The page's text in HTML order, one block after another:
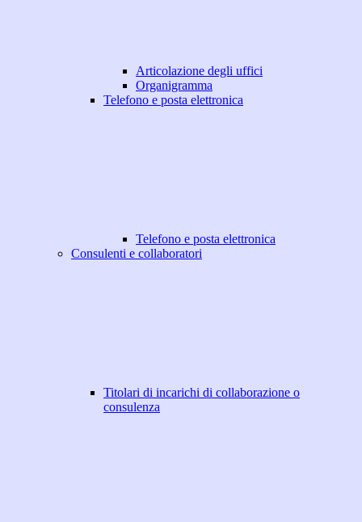
Articolazione degli uffici
Organigramma
Telefono e posta elettronica
Telefono e posta elettronica
Consulenti e collaboratori
Titolari di incarichi di collaborazione o
consulenza